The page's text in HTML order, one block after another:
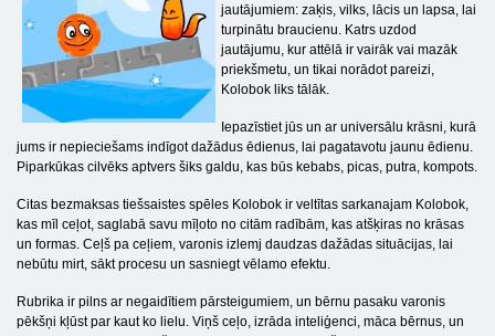
jautājumiem: zaķis, vilks, lācis un lapsa, lai
turpinātu braucienu. Katrs uzdod
jautājumu, kur attēlā ir vairāk vai mazāk
priekšmetu, un tikai norādot pareizi,
Kolobok liks tālāk.
Iepazīstiet jūs un ar universālu krāsni, kurā
jums ir nepieciešams indīgot dažādus ēdienus, lai pagatavotu jaunu ēdienu.
Piparkūkas cilvēks aptvers šiks galdu, kas būs kebabs, picas, putra, kompots.
Citas bezmaksas tiešsaistes spēles Kolobok ir veltītas sarkanajam Kolobok,
kas mīl ceļot, saglabā savu mīļoto no citām radībām, kas atšķiras no krāsas
un formas. Ceļš pa ceļiem, varonis izlemj daudzas dažādas situācijas, lai
nebūtu mirt, sākt procesu un sasniegt vēlamo efektu.
Rubrika ir pilns ar negaidītiem pārsteigumiem, un bērnu pasaku varonis
pēkšņi kļūst par kaut ko lielu. Viņš ceļo, izrāda inteliģenci, māca bērnus, un